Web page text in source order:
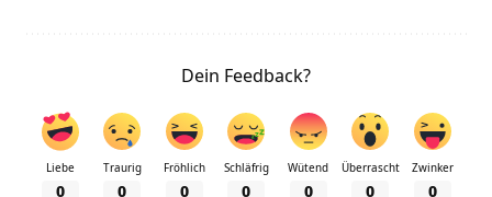
Dein Feedback?
Liebe
0
Traurig
0
Fröhlich
0
Schläfrig
0
Wütend
0
Überrascht
0
Zwinker
0